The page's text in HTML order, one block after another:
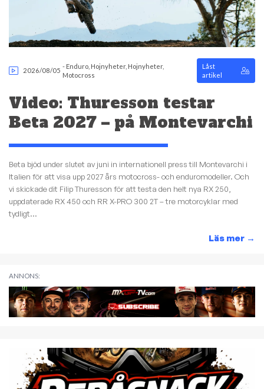
2026/08/05
- Enduro Hojnyheter, Hojnyheter,
Motocross
Låst
artikel
Video: Thuresson testar
Beta 2027 – på Montevarchi
Beta bjöd under slutet av juni in internationell press till Montevarchi i
Italien för att visa upp 2027 års motocross- och enduromodeller. Och
vi skickade dit Filip Thuresson för att testa den helt nya RX 250,
uppdaterade RX 450 och RR X-PRO 300 2T – tre motorcyklar med
tydligt...
Läs mer →
ANNONS: